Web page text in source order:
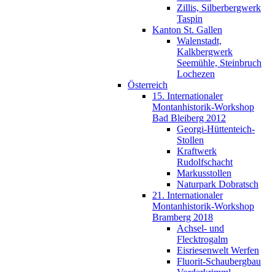
Zillis, Silberbergwerk
Taspin
Kanton St. Gallen
Walenstadt,
Kalkbergwerk
Seemühle, Steinbruch
Lochezen
Österreich
15. Internationaler
Montanhistorik-Workshop
Bad Bleiberg 2012
Georgi-Hüttenteich-
Stollen
Kraftwerk
Rudolfschacht
Markusstollen
Naturpark Dobratsch
21. Internationaler
Montanhistorik-Workshop
Bramberg 2018
Achsel- und
Flecktrogalm
Eisriesenwelt Werfen
Fluorit-Schaubergbau